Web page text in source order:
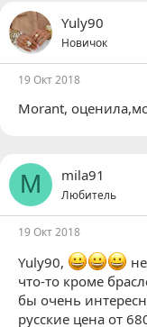
Yuly90
Новичок
19 Окт 2018
Morant,
M mila91
Любитель
19 Окт 2018
Yuly90,
что-то кроме
бы очень
русские цена от